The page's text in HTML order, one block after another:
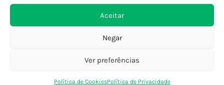
Aceitar
Negar
Ver preferências
Política de CookiesPolítica de Privacidade
Devoluções e Trocas